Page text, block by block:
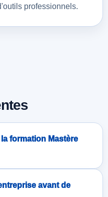
professionnels.
formation Mastère
avant de